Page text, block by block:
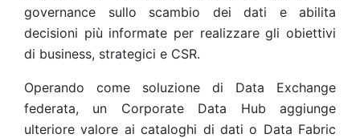
governance sullo scambio dei dati e abilita
decisioni più informate per realizzare gli obiettivi
di business, strategici e CSR.
Operando come soluzione di Data Exchange
federata, un Corporate Data Hub aggiunge
ulteriore valore ai cataloghi di dati o Data Fabric